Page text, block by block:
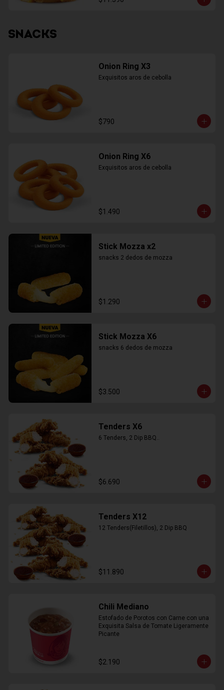
SNACKS
Onion Ring X3
Exquisitos aros de cebolla
$790
Onion Ring X6
Exquisitos aros de cebolla
$1.490
Stick Mozza x2
snacks 2 dedos de mozza
$1.290
Stick Mozza X6
snacks 6 dedos de mozza
$3.500
Tenders X6
6 Tenders, 2 Dip BBQ..
$6.690
Tenders X12
12 Tenders(Filetillos), 2 Dip BBQ
$11.890
Chili Mediano
Estofado de Porotos con Carne con una
Exquisita Salsa de Tomate Ligeramente
Picante
$2.190